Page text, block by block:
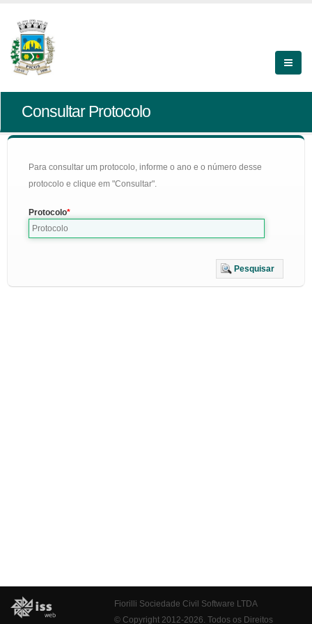
Consultar Protocolo
Para consultar um protocolo, informe o ano e o número desse
protocolo e clique em "Consultar".
Protocolo
Pesquisar
Fiorilli Sociedade Civil Software LTDA
© Copyright 2012-2026. Todos os Direitos